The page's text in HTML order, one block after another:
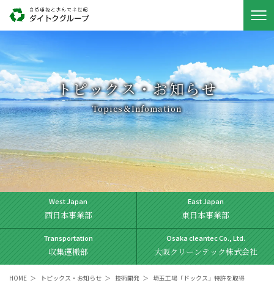
トピックス・お知らせ
Topics＆Infomation
West Japan
西日本事業部
East Japan
東日本事業部
Transportation
収集運搬部
Osaka cleantec Co., Ltd.
大阪クリーンテック株式会社
HOME ＞ トピックス・お知らせ ＞ 技術開発 ＞ 埼玉工場「ドックス」特許を取得